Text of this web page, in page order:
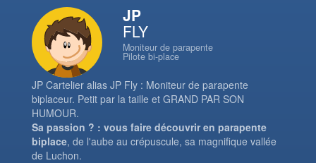
JP
FLY
Moniteur de parapente
Pilote bi-place
JP Cartelier alias JP Fly : Moniteur de parapente
biplaceur. Petit par la taille et GRAND PAR SON
HUMOUR.
Sa passion ? : vous faire découvrir en parapente
biplace, de l'aube au crépuscule, sa magnifique vallée
de Luchon.